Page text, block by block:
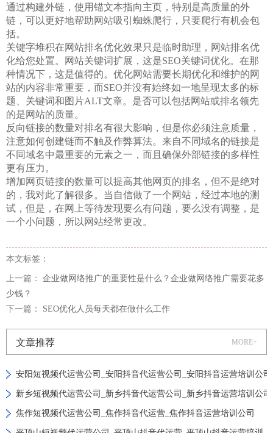
通过构建外链，使用锚文本指向主页，特别是高质量的外
链，可以更好地帮助网站吸引蜘蛛爬行，只要爬行有机会包
括。
关键字堆积在网站排名优化效果只是临时助理，网站排名优
化给您处置。网站关键词扩展，这是SEO关键词优化。在那
种情况下，这是值得的。优化网站需要长期优化和维护的网
站的内容非常重要，而SEO并没有始终如一地呈现太多的标
题、关键词和图片ALT文章。是否可以包括网站或排名领先
的是网站的质量。
反向链接的数量对排名有很大影响，但是你必须注意质量，
注意如何创建链而不触及作弊算法。来自不同域名的链接是
不同域名中最重要的元素之一，而且确保外部链接的多样性
更有压力。
增加网页链接的数量可以提高其他网页的排名，但不是绝对
的，我对此了解很多。当自信做了一个网站，经过本地的测
试，但是，在网上等待发现要么有问题，要么没有调整，是
一个小问题，所以网站经常更改。
本文标签：
上一篇： 企业做网络推广的重要性是什么？企业做网络推广需要花多
少钱？
下一篇： SEO优化人员每天都在做什么工作
文章推荐 MORE+
安阳短视频代运营公司_安阳抖音代运营公司_安阳抖音运营培训公司
新乡短视频代运营公司_新乡抖音代运营公司_新乡抖音运营培训公司
焦作短视频代运营公司_焦作抖音代运营_焦作抖音运营培训公司